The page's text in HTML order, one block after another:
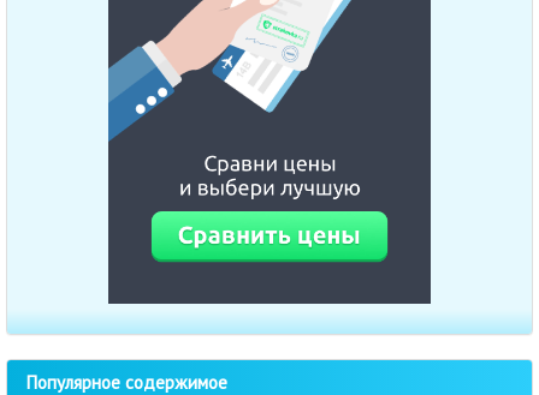
Популярное содержимое